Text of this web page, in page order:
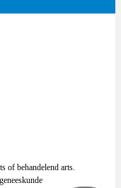
of behandelend arts.